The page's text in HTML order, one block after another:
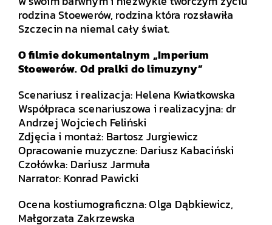
rodzina Stoewerów, rodzina która rozsławiła
Szczecin na niemal cały świat.
O filmie dokumentalnym „Imperium
Stoewerów. Od pralki do limuzyny”
Scenariusz i realizacja: Helena Kwiatkowska
Współpraca scenariuszowa i realizacyjna: dr
Andrzej Wojciech Feliński
Zdjęcia i montaż: Bartosz Jurgiewicz
Opracowanie muzyczne: Dariusz Kabaciński
Czołówka: Dariusz Jarmuła
Narrator: Konrad Pawicki
Ocena kostiumograficzna: Olga Dąbkiewicz,
Małgorzata Zakrzewska